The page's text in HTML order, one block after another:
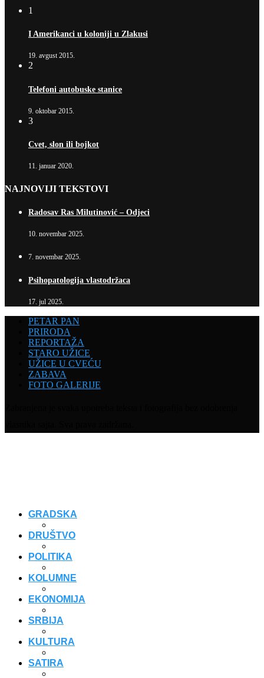
1
I Amerikanci u koloniji u Zlakusi
19. avgust 2015.
2
Telefoni autobuske stanice
9. oktobar 2015.
3
Cvet, slon ili bojkot
11. januar 2020.
NAJNOVIJI TEKSTOVI
Radosav Ras Milutinović – Odjeci
10. novembar 2025.
7. novembar 2025.
Psihopatologija vlastodržaca
17. jul 2025.
PETAR PAN
PRIRODA
REPORTAŽA
STARO UŽICE
UŽICE U CVEĆU
ZABAVA
FOTO GALERIJE
GRADSKA
DRUŠTVO
POLITIKA
KOLUMNE
EKONOMIJA
SRBIJA
KULTURA
SATIRA